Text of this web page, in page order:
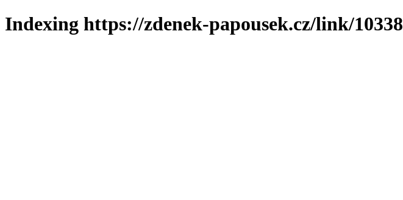
Indexing https://zdenek-papousek.cz/link/10338